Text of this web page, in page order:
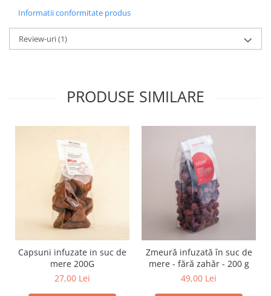
Informatii conformitate produs
Review-uri(1)
PRODUSE SIMILARE
Capsuni infuzate in suc de
mere 200G
27,00 Lei
Zmeură infuzată în suc de
mere - fără zahăr - 200 g
49,00 Lei